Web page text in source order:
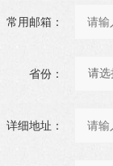
常用邮箱：
省份：
详细地址：